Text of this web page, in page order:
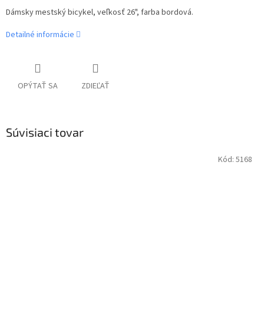
Dámsky mestský bicykel, veľkosť 26", farba bordová.
Detailné informácie
OPÝTAŤ SA ZDIEĽAŤ
Súvisiaci tovar
Kód: 5168